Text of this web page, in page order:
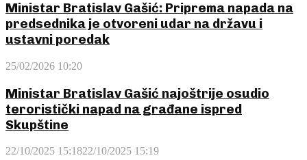
Ministar Bratislav Gašić: Priprema napada na
predsednika je otvoreni udar na državu i
ustavni poredak
25/02/2026 10:20
Ministar Bratislav Gašić najoštrije osudio
teroristički napad na građane ispred
Skupštine
22/10/2025 15:1822/10/2025 15:19